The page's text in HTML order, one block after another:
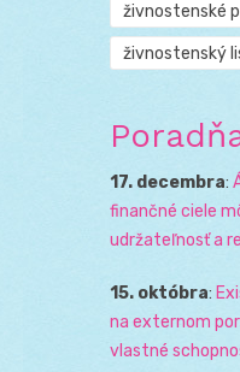
živnostenské
živnostenský
17. decembra:
finančné ciele
udržateľnosť a
15. októbra:
na externom
vlastné